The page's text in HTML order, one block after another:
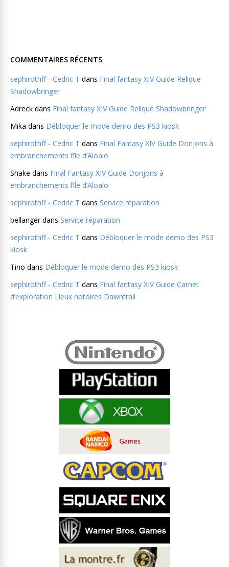
COMMENTAIRES RÉCENTS
sephirothff - Cedric T dans Final fantasy XIV Guide Relique
Shadowbringer
Adreck dans Final fantasy XIV Guide Relique Shadowbringer
Mika dans Débloquer le mode demo des PS3 kiosk
sephirothff - Cedric T dans Final Fantasy XIV Guide Donjons à
embranchements l’île d’Aloalo
Shake dans Final Fantasy XIV Guide Donjons à
embranchements l’île d’Aloalo
sephirothff - Cedric T dans Service réparation
bellangerdans Service réparation
sephirothff - Cedric T dans Débloquer le mode demo des PS3
kiosk
Tino dans Débloquer le mode demo des PS3 kiosk
sephirothff - Cedric T dans Final fantasy XIV Guide Carnet
d’exploration Lieux notoires Dawntrail